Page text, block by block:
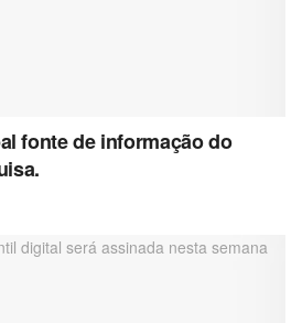
fonte de informação do